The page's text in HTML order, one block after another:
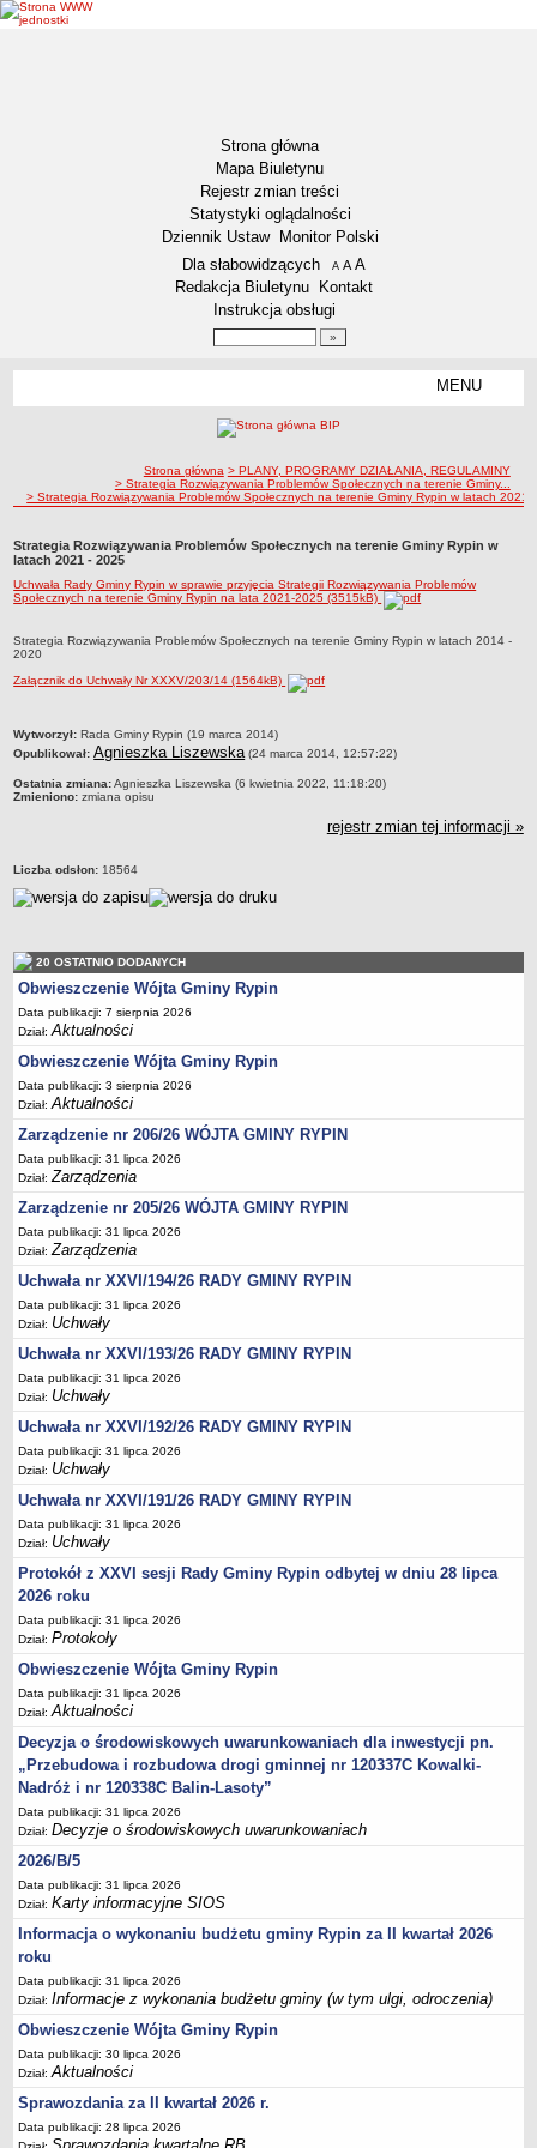
Strona główna
Mapa Biuletynu
Rejestr zmian treści
Statystyki oglądalności
Dziennik Ustaw
Monitor Polski
Menu dodatkowe
Dla słabowidzących A pomniejsz czcionkę
A standardowy rozmiar czcionki
A
Redakcja Biuletynu
Kontakt
Instrukcja obsługi
MENU
Lokalizacja
Dane statystyczne
Zadania publiczne
Rejestr zbiorów danych osobowych
RODO Klauzule informacyjne
URZĄD GMINY
Czas pracy urzędu
Pracownicy urzędu - urząd gminy
Pracownicy urzędu - baza magazynowo - warsztatowa
Kompetencje referatów
Regulamin organizacyjny
Regulamin naboru na wolne stanowiska urzędnicze
Ogłoszenia o naborze na wolne stanowiska urzędnicze
Lista kandydatów spełniających wymagania formalne w naborach na
wolne stanowiska urzędnicze
Wyniki naboru na wolne stanowiska urzędnicze
Petycje
Sygnaliści
Galeria
Raporty o stanie dostępności
Wnioski
WŁADZE I STRUKTURA
Struktura organizacyjna
Rada gminy
Wójt
Urząd gminy
Jednostki organizacyjne, GOPS, Instytucja kultury, OSP
Jednostki pomocnicze - sołectwa
Plan pracy komisji rewizyjnej
Sesje Rady Gminy Rypin
PRAWO LOKALNE
Statut
Strategia rozwoju
Uchwały
Projekty uchwał
Protokoły
Imienne wykazy głosowań radnych
Postać dokumentów
Akty Prawne, Dzienniki Ustaw, Monitory Polskie
Prawo miejscowe
Zarządzenia
Studium uwarunkowań i kierunków zagospodarowania
przestrzennego
Dane przestrzenne - MPZP
Stałe obwody głosowania, numery, granice oraz siedziby
obwodowych komisji wyborczych, opis granic okręgów wyborczych
Plan ogólny gminy Rypin
ścieżka nawigacji
Strona główna > PLANY, PROGRAMY DZIAŁANIA, REGULAMINY
> Strategia Rozwiązywania Problemów Społecznych na terenie Gminy...
> Strategia Rozwiązywania Problemów Społecznych na terenie Gminy Rypin w latach 2021
Strategia Rozwiązywania Problemów Społecznych na terenie Gminy Rypin w
latach 2021 - 2025
Uchwała Rady Gminy Rypin w sprawie przyjęcia Strategii Rozwiązywania Problemów
Społecznych na terenie Gminy Rypin na lata 2021-2025 (3515kB)
Strategia Rozwiązywania Problemów Społecznych na terenie Gminy Rypin w latach 2014 -
2020
Załącznik do Uchwały Nr XXXV/203/14 (1564kB)
metryczka
Wytworzył: Rada Gminy Rypin (19 marca 2014)
Opublikował: Agnieszka Liszewska(24 marca 2014, 12:57:22)
Ostatnia zmiana:Agnieszka Liszewska (6 kwietnia 2022, 11:18:20)
Zmieniono: zmiana opisu
rejestr zmian tej informacji »
Liczba odsłon: 18564
20 OSTATNIO DODANYCH
Obwieszczenie Wójta Gminy Rypin
Data publikacji: 7 sierpnia 2026
Dział:Aktualności
Obwieszczenie Wójta Gminy Rypin
Data publikacji: 3 sierpnia 2026
Dział:Aktualności
Zarządzenie nr 206/26 WÓJTA GMINY RYPIN
Data publikacji: 31 lipca 2026
Dział:Zarządzenia
Zarządzenie nr 205/26 WÓJTA GMINY RYPIN
Data publikacji: 31 lipca 2026
Dział:Zarządzenia
Uchwała nr XXVI/194/26 RADY GMINY RYPIN
Data publikacji: 31 lipca 2026
Dział: Uchwały
Uchwała nr XXVI/193/26 RADY GMINY RYPIN
Data publikacji: 31 lipca 2026
Dział: Uchwały
Uchwała nr XXVI/192/26 RADY GMINY RYPIN
Data publikacji: 31 lipca 2026
Dział: Uchwały
Uchwała nr XXVI/191/26 RADY GMINY RYPIN
Data publikacji: 31 lipca 2026
Dział: Uchwały
Protokół z XXVI sesji Rady Gminy Rypin odbytej w dniu 28 lipca
2026 roku
Data publikacji: 31 lipca 2026
Dział:Protokoły
Obwieszczenie Wójta Gminy Rypin
Data publikacji: 31 lipca 2026
Dział:Aktualności
Decyzja o środowiskowych uwarunkowaniach dla inwestycji pn.
„Przebudowa i rozbudowa drogi gminnej nr 120337C Kowalki-
Nadróż i nr 120338C Balin-Lasoty”
Data publikacji: 31 lipca 2026
Dział:Decyzje o środowiskowych uwarunkowaniach
2026/B/5
Data publikacji: 31 lipca 2026
Dział:Karty informacyjne SIOS
Informacja o wykonaniu budżetu gminy Rypin za II kwartał 2026
roku
Data publikacji: 31 lipca 2026
Dział:Informacje z wykonania budżetu gminy (w tym ulgi, odroczenia)
Obwieszczenie Wójta Gminy Rypin
Data publikacji: 30 lipca 2026
Dział:Aktualności
Sprawozdania za II kwartał 2026 r.
Data publikacji: 28 lipca 2026